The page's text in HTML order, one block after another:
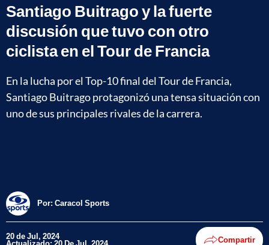
Santiago Buitrago y la fuerte
discusión que tuvo con otro
ciclista en el Tour de Francia
En la lucha por el Top-10 final del Tour de Francia,
Santiago Buitrago protagonizó una tensa situación con
uno de sus principales rivales de la carrera.
Por: Caracol Sports
20 de Jul, 2024 Compartir